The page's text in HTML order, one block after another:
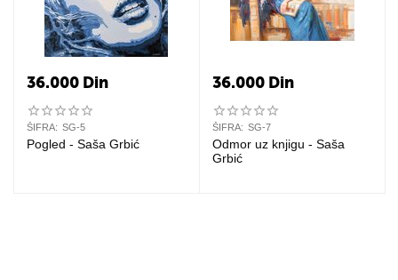
36.000 Din
ŠIFRA: SG-5
Pogled - Saša Grbić
36.000 Din
ŠIFRA: SG-7
Odmor uz knjigu - Saša
Grbić